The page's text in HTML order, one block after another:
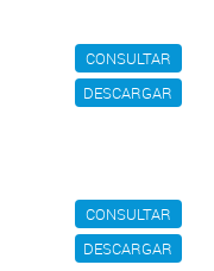
CONSULTAR
DESCARGAR
CONSULTAR
DESCARGAR